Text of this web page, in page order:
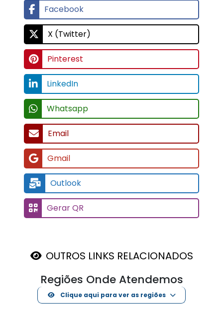
Facebook
X (Twitter)
Pinterest
LinkedIn
Whatsapp
Email
Gmail
Outlook
Gerar QR
OUTROS LINKS RELACIONADOS
Regiões Onde Atendemos
Clique aqui para ver as regiões